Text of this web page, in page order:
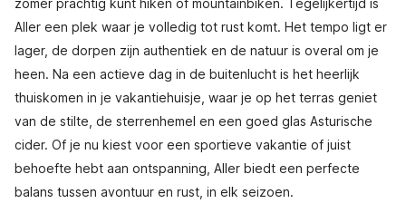
zomer prachtig kunt hiken of mountainbiken. Tegelijkertijd is
Aller een plek waar je volledig tot rust komt. Het tempo ligt er
lager, de dorpen zijn authentiek en de natuur is overal om je
heen. Na een actieve dag in de buitenlucht is het heerlijk
thuiskomen in je vakantiehuisje, waar je op het terras geniet
van de stilte, de sterrenhemel en een goed glas Asturische
cider. Of je nu kiest voor een sportieve vakantie of juist
behoefte hebt aan ontspanning, Aller biedt een perfecte
balans tussen avontuur en rust, in elk seizoen.